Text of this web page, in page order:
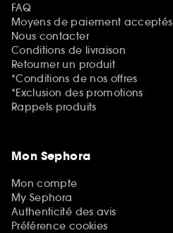
FAQ
Moyens de paiement acceptés
Nous contacter
Conditions de livraison
Retourner un produit
*Conditions de nos offres
*Exclusion des promotions
Rappels produits
Mon Sephora
Mon compte
My Sephora
Authenticité des avis
Préférence cookies